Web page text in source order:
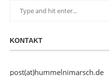
KONTAKT
post(at)hummelnimarsch.de